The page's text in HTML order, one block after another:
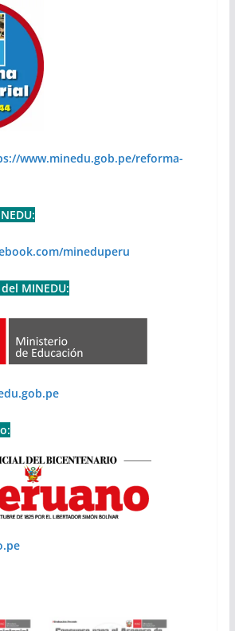
www.minedu.gob.pe/reforma-
mineduperu
MINEDU: